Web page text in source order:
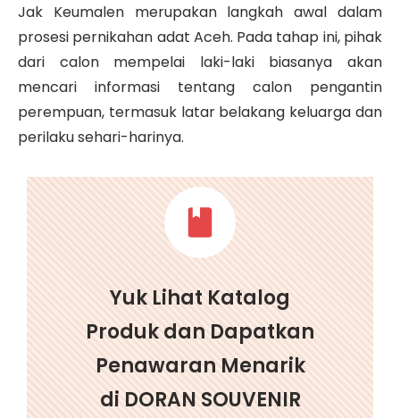
Jak Keumalen merupakan langkah awal dalam
prosesi pernikahan adat Aceh. Pada tahap ini, pihak
dari calon mempelai laki-laki biasanya akan
mencari informasi tentang calon pengantin
perempuan, termasuk latar belakang keluarga dan
perilaku sehari-harinya.
Yuk Lihat Katalog
Produk dan Dapatkan
Penawaran Menarik
di DORAN SOUVENIR